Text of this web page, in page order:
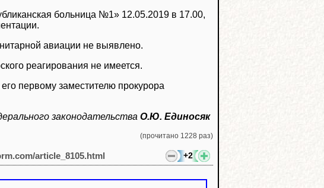
больница №1» 12.05.2019 в 17.00,
авиации не выявлено.
реагирования не имеется.
первому заместителю прокурора
законодательства О.Ю. Единосяк
(прочитано 1228 раз)
+2
article_8105.html